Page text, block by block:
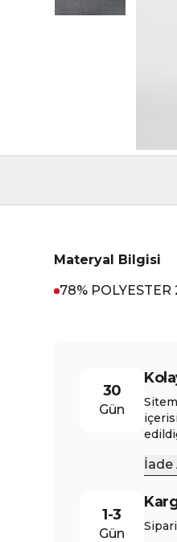
Materyal Bilgisi
78% POLYESTER
30
Gün
İade
1-3
Gün